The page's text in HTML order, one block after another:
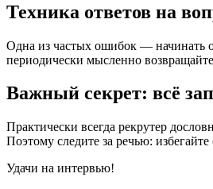
Техника ответов на
Одна из частых ошибок — начинать
периодически мысленно
Важный секрет: всё
Практически всегда рекрутер
Поэтому следите за речью:
Удачи на интервью!